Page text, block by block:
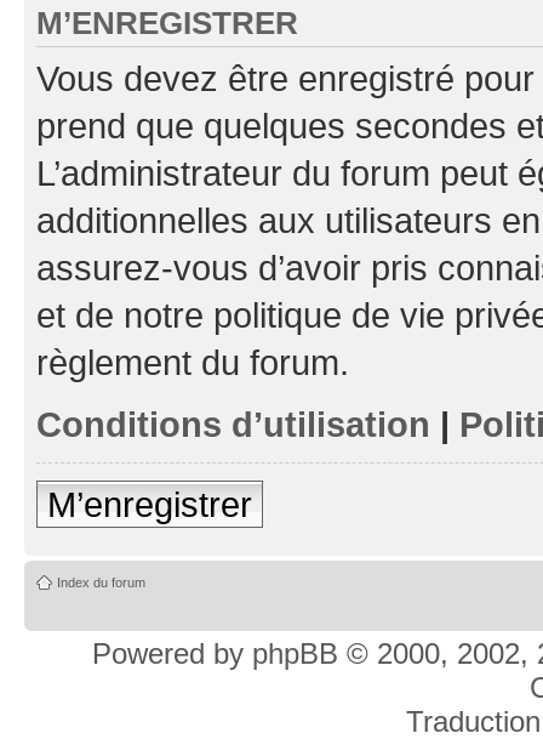
M’ENREGISTRER
Vous devez être enregistré
prend que quelques secondes
L’administrateur du forum peut
additionnelles aux utilisateurs
assurez-vous d’avoir pris
et de notre politique de vie
règlement du forum.
Conditions d’utilisation |
M’enregistrer
Index du forum
Powered by phpBB © 2000, 2002,